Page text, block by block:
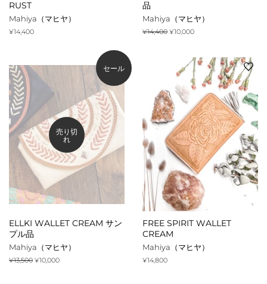
RUST
Mahiya（マヒヤ）
通
¥14,400
品
Mahiya（マヒヤ）
通
¥14,400 販
¥10,000
セール
売り切
れ
ELLKI WALLET CREAM サン
プル品
Mahiya（マヒヤ）
通
¥13,500 販
¥10,000
FREE SPIRIT WALLET
CREAM
Mahiya（マヒヤ）
通
¥14,800